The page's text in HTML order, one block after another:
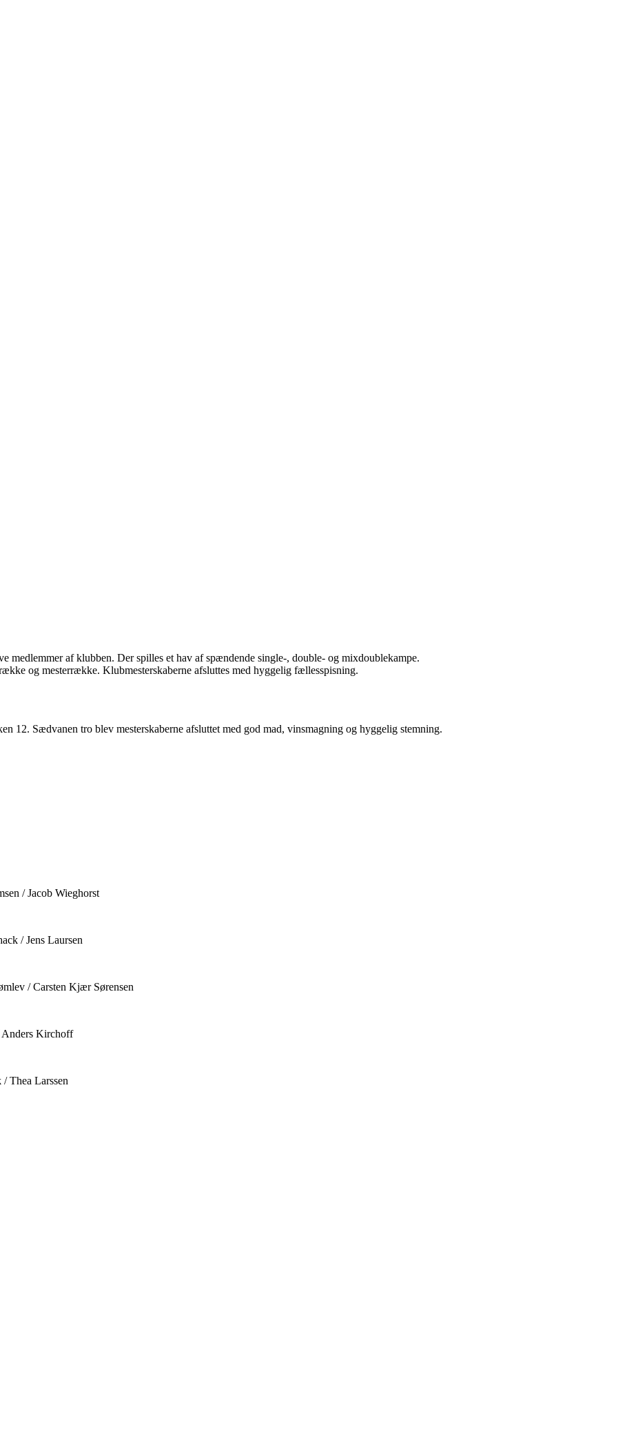
medlemmer af klubben. Der spilles et hav af spændende single-, double- og mixdoublekampe.
og mesterrække. Klubmesterskaberne afsluttes med hyggelig fællesspisning.
12. Sædvanen tro blev mesterskaberne afsluttet med god mad, vinsmagning og hyggelig stemning.
/ Jacob Wieghorst
/ Jens Laursen
/ Carsten Kjær Sørensen
Anders Kirchoff
Thea Larssen